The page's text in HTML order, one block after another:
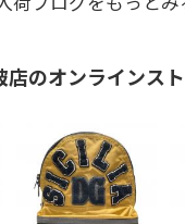
店のオンラインス